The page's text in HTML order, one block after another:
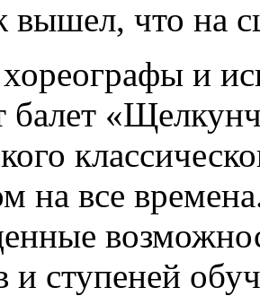
вышел, что на
и
балет
на все
и ступеней